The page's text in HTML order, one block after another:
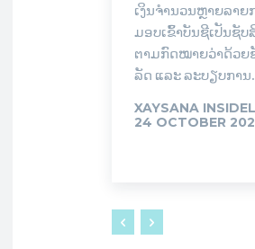
ເງິນຈຳນວນຫຼາຍລາຍ
ມອບເຂົ້າບັນຊີເປັນຊັບ
ຕາມກົດໝາຍວ່າດ້ວຍ
ລັດ ແລະ ລະບຽບການ.
XAYSANA
24 OCTOBER